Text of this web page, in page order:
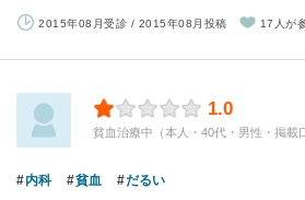
2015年08月受診 / 2015年08月投稿 17人が
1.0
貧血治療中（本人・40代・男性・掲載
内科 貧血 だるい